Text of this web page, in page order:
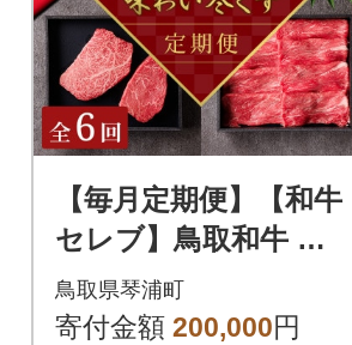
【毎月定期便】【和牛
セレブ】鳥取和牛 定
期便 「レギュラーク
ラス」全6回
鳥取県琴浦町
寄付金額 200,000円